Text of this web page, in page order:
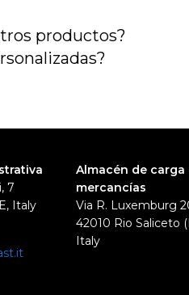
productos?
7
Italy
Almacén de carga
mercancías
Via R. Luxemburg
42010 Rio Saliceto
Italy